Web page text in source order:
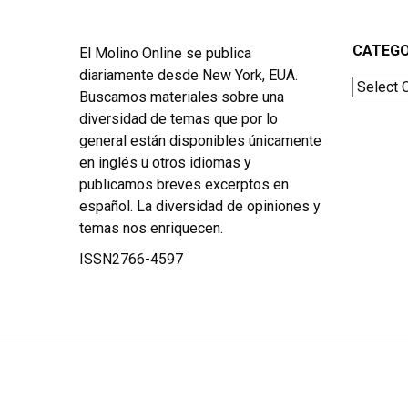
El Molino Online se publica
diariamente desde New York, EUA.
Buscamos materiales sobre una
diversidad de temas que por lo
general están disponibles únicamente
en inglés u otros idiomas y
publicamos breves excerptos en
español. La diversidad de opiniones y
temas nos enriquecen.
ISSN2766-4597